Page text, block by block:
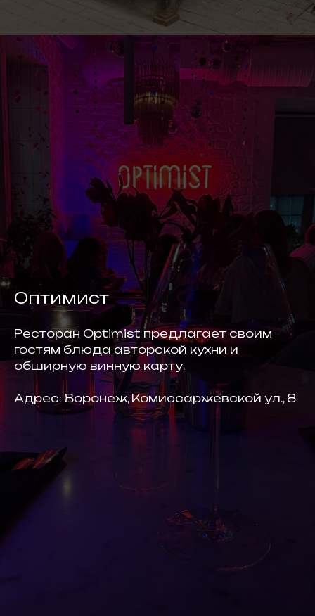
Оптимист
Ресторан Optimist предлагает своим
гостям блюда авторской кухни и
обширную винную карту.
Адрес: Воронеж, Комиссаржевской ул., 8